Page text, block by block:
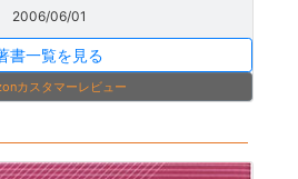
2006/06/01
書一覧を見る
カスタマーレビュー